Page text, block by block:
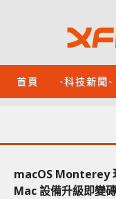
首頁 -科技新聞-
macOS Monterey
Mac 設備升級即變磚